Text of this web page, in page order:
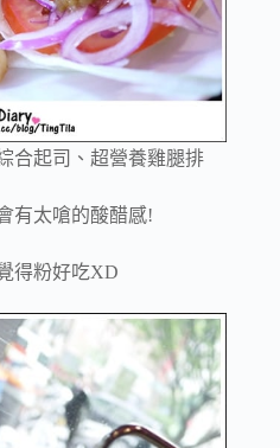
合起司、超營養雞腿排
有太嗆的酸醋感!
得粉好吃XD